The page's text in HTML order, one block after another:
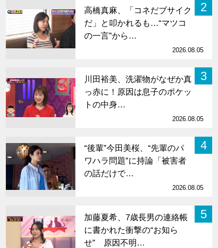
2
高橋真麻、「コネだブサイク
だ」と叩かれるも…“マツコ
の一言”から…
2026.08.05
3
川田裕美、洗濯物がなぜか真
っ赤に！原因は息子のポケッ
トの中身…
2026.08.05
4
“後輩”今田美桜、“先輩のパ
ワハラ問題”に持論「被害者
の話だけで…
2026.08.05
5
加藤夏希、7歳長男の連絡帳
に書かれた衝撃の“お知ら
せ” 原因不明…